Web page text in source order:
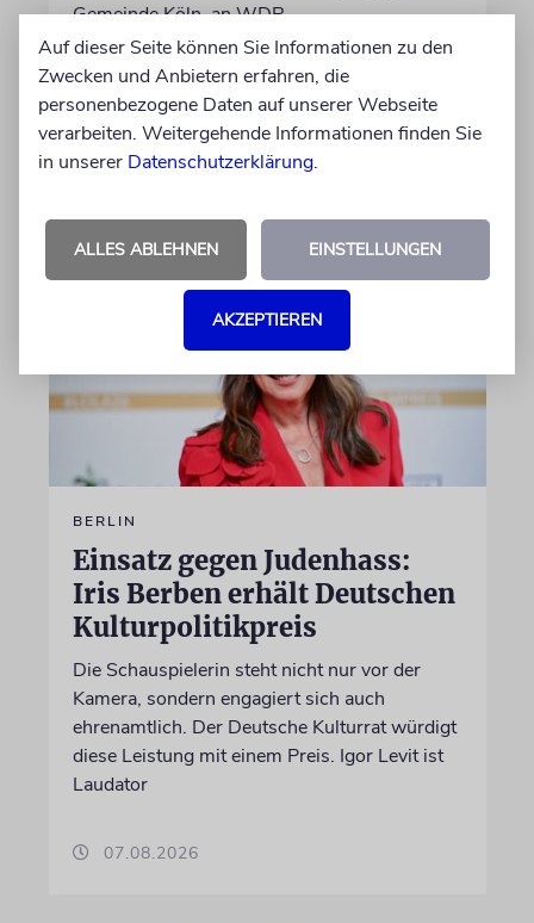
Gemeinde Köln, an WDR-
Programmdirektorin Andrea Schafarczyk
gewandt. Wir dokumentieren das Schreiben
im Wortlaut
von Felix Schotland
BERLIN
Einsatz gegen Judenhass:
Iris Berben erhält Deutschen
Kulturpolitikpreis
Die Schauspielerin steht nicht nur vor der
Kamera, sondern engagiert sich auch
ehrenamtlich. Der Deutsche Kulturrat würdigt
diese Leistung mit einem Preis. Igor Levit ist
Laudator
07.08.2026
Auf dieser Seite können Sie Informationen zu den
Zwecken und Anbietern erfahren, die
personenbezogene Daten auf unserer Webseite
verarbeiten. Weitergehende Informationen finden Sie
in unserer Datenschutzerklärung.
ALLES ABLEHNEN EINSTELLUNGEN
AKZEPTIEREN